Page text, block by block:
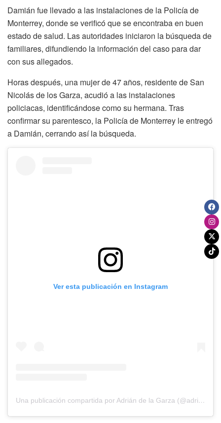
Damián fue llevado a las instalaciones de la Policía de
Monterrey, donde se verificó que se encontraba en buen
estado de salud. Las autoridades iniciaron la búsqueda de
familiares, difundiendo la información del caso para dar
con sus allegados.
Horas después, una mujer de 47 años, residente de San
Nicolás de los Garza, acudió a las instalaciones
policiacas, identificándose como su hermana. Tras
confirmar su parentesco, la Policía de Monterrey le entregó
a Damián, cerrando así la búsqueda.
Ver esta publicación en Instagram
Una publicación compartida por Adrián de la Garza (@adriandelagarzas)